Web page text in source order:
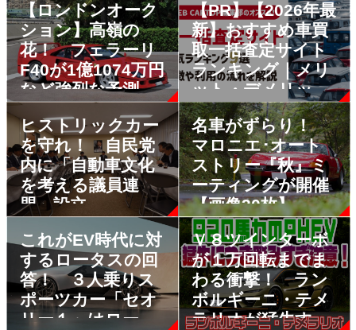
【ロンドンオーク
ション】高嶺の
花！ フェラーリ
F40が1億1074万円
など強烈な予測落
【PR】【2026年最
新】おすすめ車買
取一括査定サイト
ランキング｜メリ
ット・デメリット
も解説
ヒストリックカー
を守れ！ 自民党
内に「自動車文化
を考える議員連
盟」設立
名車がずらり！
マロニエ･オート
ストリー『秋』ミ
ーティングが開催
【画像30枚】
これがEV時代に対
するロータスの回
答！ ３人乗りス
ポーツカー「セオ
リー１」はロータ
Ｖ８ツインターボ
が１万回転までま
わる衝撃！ ラン
ボルギーニ・テメ
ラリオが猛牛すぎ